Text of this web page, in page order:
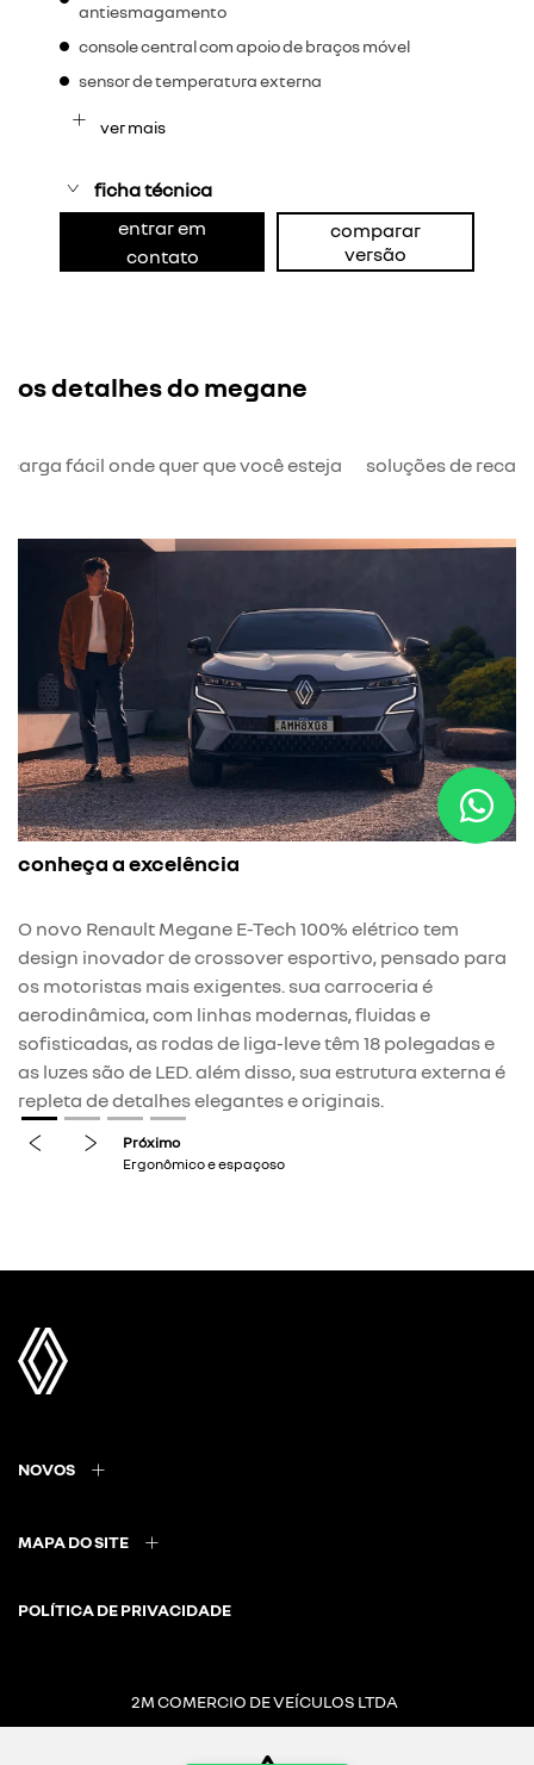
antiesmagamento
console central com apoio de braços móvel
sensor de temperatura externa
ver mais
ficha técnica
entrar em
contato
comparar
versão
os detalhes do megane
fácil onde quer que você esteja soluções de
a excelência
novo Renault Megane E-Tech 100% elétrico tem
inovador de crossover esportivo, pensado para
motoristas mais exigentes. sua carroceria é
com linhas modernas, fluidas e
as rodas de liga-leve têm 18 polegadas e
luzes são de LED. além disso, sua estrutura externa é
de detalhes elegantes e originais.
previousnext
para
NOVOS
MAPA DO SITE
POLÍTICA DE PRIVACIDADE
2M COMERCIO DE VEÍCULOS LTDA